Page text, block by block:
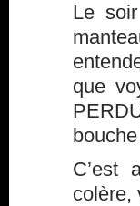
Le
que
C’est
colère,